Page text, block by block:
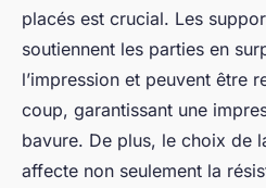
placés est crucial. Les
soutiennent les parties en
l’impression et peuvent être
coup, garantissant une
bavure. De plus, le choix de
affecte non seulement la